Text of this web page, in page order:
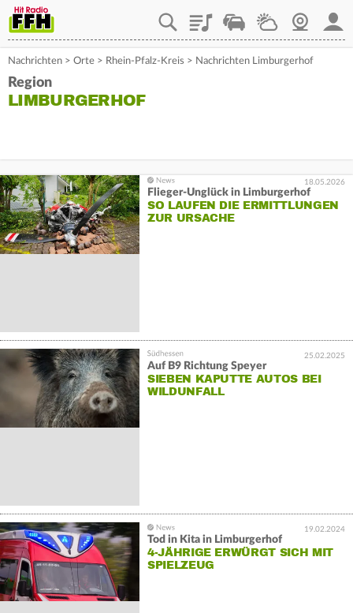
PlaylistStaupilotWetterWebcam
Nachrichten > Orte > Rhein-Pfalz-Kreis > Nachrichten Limburgerhof
Region
LIMBURGERHOF
18.05.2026
Flieger-Unglück in Limburgerhof
SO LAUFEN DIE ERMITTLUNGEN
ZUR URSACHE
25.02.2025
Auf B9 Richtung Speyer
SIEBEN KAPUTTE AUTOS BEI
WILDUNFALL
19.02.2024
Tod in Kita in Limburgerhof
4-JÄHRIGE ERWÜRGT SICH MIT
SPIELZEUG